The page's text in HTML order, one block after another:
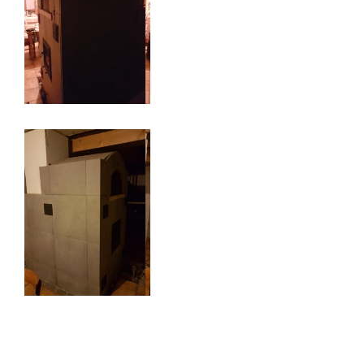
Devay 58300
Poêle de masse L avec petit banc
chauffant
Heusy
Poêle de Masse
Bellecombe-en-Bauges 73340
Oxalibre S
Portet 64330